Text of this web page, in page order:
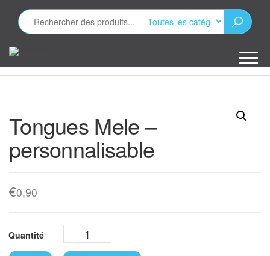
contenu
publicitaires
Tongues Mele –
personnalisable
€0,90